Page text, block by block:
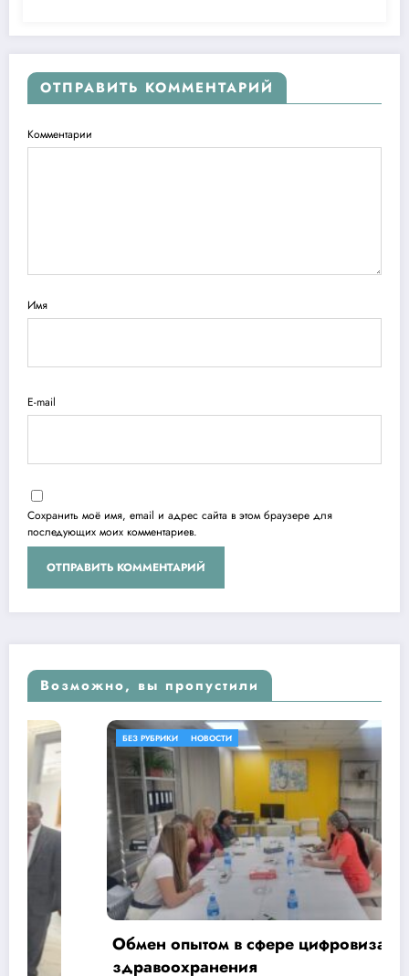
ОТПРАВИТЬ КОММЕНТАРИЙ
Комментарии
Имя
E-mail
Сохранить моё имя, email и адрес сайта в этом браузере для
последующих моих комментариев.
Возможно, вы пропустили
НОВОСТИ
Обмен опытом в сфере цифровизации
здравоохранения